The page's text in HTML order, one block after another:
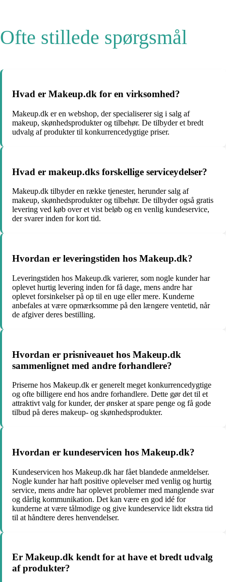
Ofte stillede spørgsmål
Hvad er Makeup.dk for en virksomhed?
Makeup.dk er en webshop, der specialiserer sig i salg af
makeup, skønhedsprodukter og tilbehør. De tilbyder et bredt
udvalg af produkter til konkurrencedygtige priser.
Hvad er makeup.dks forskellige serviceydelser?
Makeup.dk tilbyder en række tjenester, herunder salg af
makeup, skønhedsprodukter og tilbehør. De tilbyder også gratis
levering ved køb over et vist beløb og en venlig kundeservice,
der svarer inden for kort tid.
Hvordan er leveringstiden hos Makeup.dk?
Leveringstiden hos Makeup.dk varierer, som nogle kunder har
oplevet hurtig levering inden for få dage, mens andre har
oplevet forsinkelser på op til en uge eller mere. Kunderne
anbefales at være opmærksomme på den længere ventetid, når
de afgiver deres bestilling.
Hvordan er prisniveauet hos Makeup.dk
sammenlignet med andre forhandlere?
Priserne hos Makeup.dk er generelt meget konkurrencedygtige
og ofte billigere end hos andre forhandlere. Dette gør det til et
attraktivt valg for kunder, der ønsker at spare penge og få gode
tilbud på deres makeup- og skønhedsprodukter.
Hvordan er kundeservicen hos Makeup.dk?
Kundeservicen hos Makeup.dk har fået blandede anmeldelser.
Nogle kunder har haft positive oplevelser med venlig og hurtig
service, mens andre har oplevet problemer med manglende svar
og dårlig kommunikation. Det kan være en god idé for
kunderne at være tålmodige og give kundeservice lidt ekstra tid
til at håndtere deres henvendelser.
Er Makeup.dk kendt for at have et bredt udvalg
af produkter?